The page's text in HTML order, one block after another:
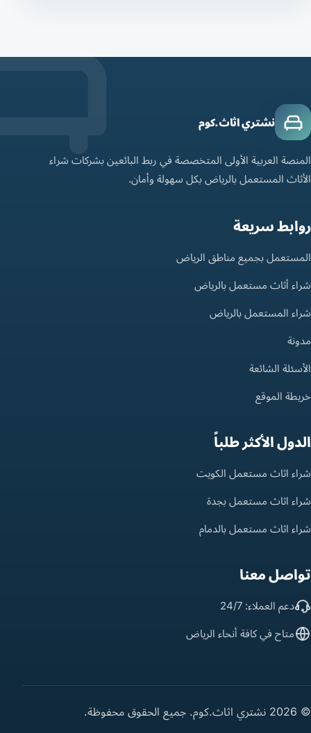
نشتري اثاث.كوم
المنصة العربية الأولى المتخصصة في ربط البائعين بشركات شراء
الأثاث المستعمل بالرياض بكل سهولة وأمان.
روابط سريعة
المستعمل بجميع مناطق الرياض
شراء أثاث مستعمل بالرياض
شراء المستعمل بالرياض
مدونة
الأسئلة الشائعة
خريطة الموقع
الدول الأكثر طلباً
شراء اثاث مستعمل الكويت
شراء اثاث مستعمل بجدة
شراء اثاث مستعمل بالدمام
تواصل معنا
دعم العملاء: 24/7
متاح في كافة أنحاء الرياض
© 2026 نشتري اثاث.كوم. جميع الحقوق محفوظة.